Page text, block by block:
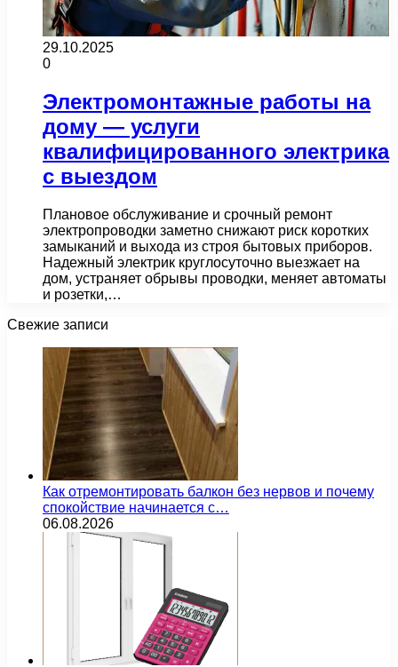
29.10.2025
0
Электромонтажные работы на
дому — услуги
квалифицированного электрика
с выездом
Плановое обслуживание и срочный ремонт
электропроводки заметно снижают риск коротких
замыканий и выхода из строя бытовых приборов.
Надежный электрик круглосуточно выезжает на
дом, устраняет обрывы проводки, меняет автоматы
и розетки,…
Свежие записи
Как отремонтировать балкон без нервов и почему
спокойствие начинается с…
06.08.2026